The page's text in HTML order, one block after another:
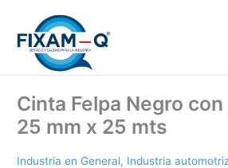
contenido
Cinta Felpa Negro
25 mm x 25 mts
Industria en General, Industria